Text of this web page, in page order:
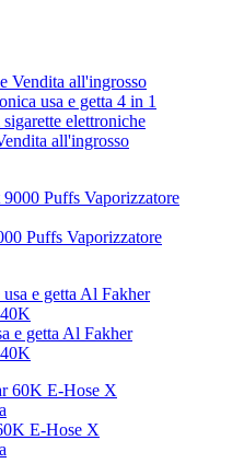
all'ingrosso
Puffs Vaporizzatore
e getta Al Fakher
E-Hose X